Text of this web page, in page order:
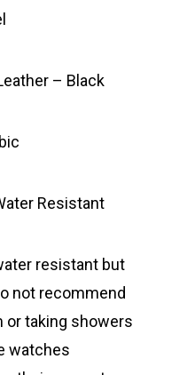
– Black
Resistant
resistant but
not recommend
taking showers
watches